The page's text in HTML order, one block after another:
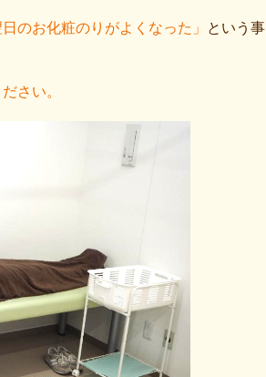
のお化粧のりがよくなった」
という事
さい。